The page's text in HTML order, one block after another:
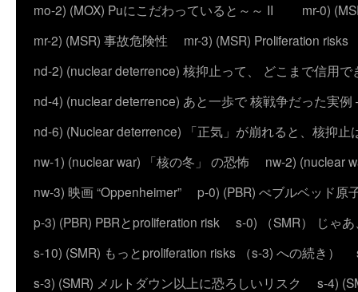
mo-2) (MOX) Puにこだわっていると～～ II
mr-0)
mr-2) (MSR) 事故危険性
mr-3) (MSR) Proliferation risks
nd-2) (nuclear deterrence) 核抑止って、 どこまで信用で
nd-4) (nuclear deterrence) あと一歩で 核戦争だった実例
nd-6) (Nuclear deterrence) 「正気」が崩れると、核抑止
nw-1) (nuclear war) 「核の冬」 の恐怖
nw-2) (nuclear
nw-3) 映画 “Oppenheimer”
p-0) (PBR) ぺブルベッド原
p-3) (PBR) PBRとproliferation risk
s-0) （SMR） じゃ
s-10) (SMR) もっとproliferation risks （s-3) への続き）
s-3) (SMR) メルトダウン以上に恐ろしいリスク
s-4)